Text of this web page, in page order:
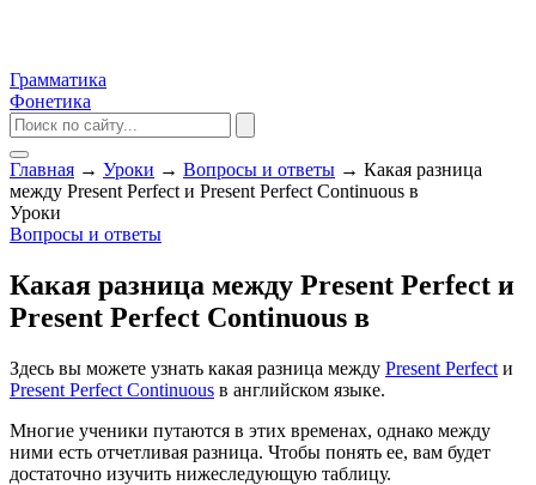
Грамматика
Фонетика
Главная → Уроки → Вопросы и ответы → Какая разница
между Present Perfect и Present Perfect Continuous в
Уроки
Вопросы и ответы
Какая разница между Present Perfect и
Present Perfect Continuous в
Здесь вы можете узнать какая разница между Present Perfect и
Present Perfect Continuous в английском языке.
Многие ученики путаются в этих временах, однако между
ними есть отчетливая разница. Чтобы понять ее, вам будет
достаточно изучить нижеследующую таблицу.